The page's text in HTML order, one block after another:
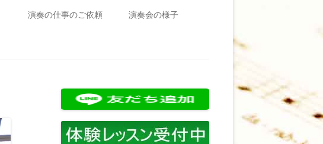
演奏の仕事のご依頼 演奏会の様子